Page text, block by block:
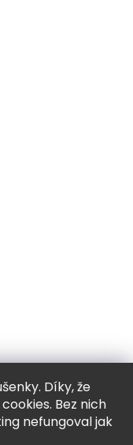
Díky, že
Bez nich
nefungoval jak
práva vyhrazena.
Shoptak.cz